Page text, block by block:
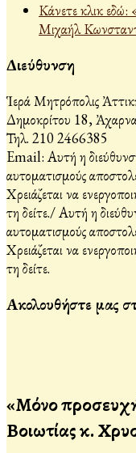
Κάνετε κλικ
Μιχαήλ
Διεύθυνση
Ἱερά Μητρόπολις
Δημοκρίτου 18,
Τηλ. 210 2466385
Email: Αυτή η
αυτοματισμούς
Χρειάζεται να
τη δείτε./Αυτή η
αυτοματισμούς
Χρειάζεται να
τη δείτε.
Ακολουθήστε μας
«Μόνο
Βοιωτίας κ.